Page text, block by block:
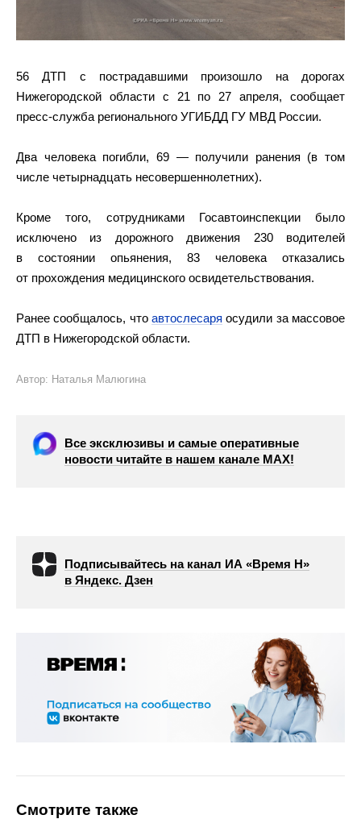
56 ДТП с пострадавшими произошло на дорогах
Нижегородской области с 21 по 27 апреля, сообщает
пресс-служба регионального УГИБДД ГУ МВД России.
Два человека погибли, 69 — получили ранения (в том
числе четырнадцать несовершеннолетних).
Кроме того, сотрудниками Госавтоинспекции было
исключено из дорожного движения 230 водителей
в состоянии опьянения, 83 человека отказались
от прохождения медицинского освидетельствования.
Ранее сообщалось, что автослесаря осудили за массовое
ДТП в Нижегородской области.
Автор: Наталья Малюгина
Все эксклюзивы и самые оперативные
новости читайте в нашем канале МАХ!
Подписывайтесь на канал ИА «Время Н»
в Яндекс. Дзен
Смотрите также